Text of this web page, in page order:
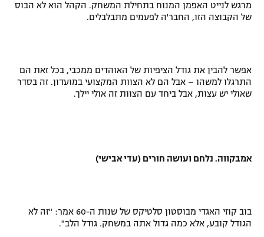
הצטרפות לחבילת הערוצים
תגיות
מרגש לנייט האפמן המנוח בתחילת המשחק. הקהל הוא לא הבוס
של הקבוצה הזו, החבר'ה לפעמים מתבלבלים.
אפשר להבין את גודל הציפיות של האוהדים ממכבי, בכל זאת הם
התרגלו למשהו – אבל הם לא הצוות המקצועי במועדון. זה בסדר
שאולי יש עצות, אבל ביחד עם הצוות זה אולי יילך.
אמבקווה. נלחם ועושה חורים (עדי אבישי)
בוב קוזי האגדי מבוסטון סלטיקס של שנות ה-60 אמר: "זה לא
הגודל קובע, אלא כמה גדול אתה במשחק. גודל הלב".